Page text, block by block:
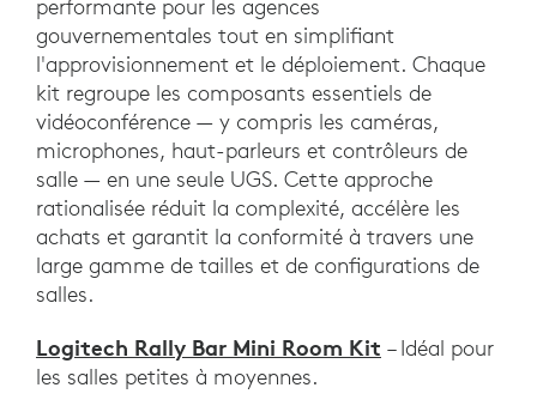
performante pour les agences
gouvernementales tout en simplifiant
l'approvisionnement et le déploiement. Chaque
kit regroupe les composants essentiels de
vidéoconférence — y compris les caméras,
microphones, haut-parleurs et contrôleurs de
salle — en une seule UGS. Cette approche
rationalisée réduit la complexité, accélère les
achats et garantit la conformité à travers une
large gamme de tailles et de configurations de
salles.
Logitech Rally Bar Mini Room Kit – Idéal pour
les salles petites à moyennes.